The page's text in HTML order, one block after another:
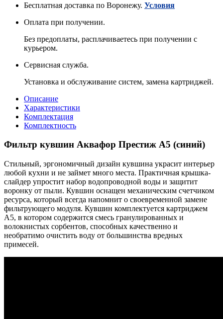
Бесплатная доставка по Воронежу. Условия
Оплата при получении.
Без предоплаты, расплачиваетесь при получении с
курьером.
Сервисная служба.
Установка и обслуживание систем, замена картриджей.
Описание
Характеристики
Комплектация
Комплектность
Фильтр кувшин Аквафор Престиж А5 (синий)
Стильный, эргономичный дизайн кувшина украсит интерьер
любой кухни и не займет много места. Практичная крышка-
слайдер упростит набор водопроводной воды и защитит
воронку от пыли. Кувшин оснащен механическим счетчиком
ресурса, который всегда напомнит о своевременной замене
фильтрующего модуля. Кувшин комплектуется картриджем
А5, в котором содержится смесь гранулированных и
волокнистых сорбентов, способных качественно и
необратимо очистить воду от большинства вредных
примесей.